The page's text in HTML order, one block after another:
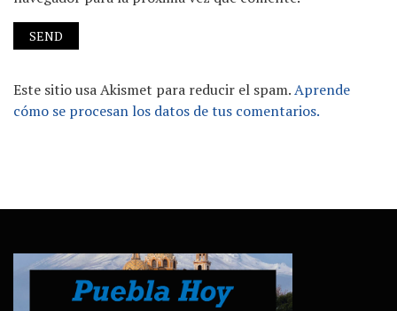
Este sitio usa Akismet para reducir el spam.Aprende
cómo se procesan los datos de tus comentarios.